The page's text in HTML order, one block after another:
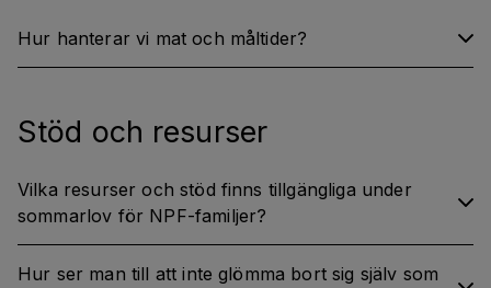
Hur hanterar vi mat och måltider?
Stöd och resurser
Vilka resurser och stöd finns tillgängliga under
sommarlov för NPF-familjer?
Hur ser man till att inte glömma bort sig själv som